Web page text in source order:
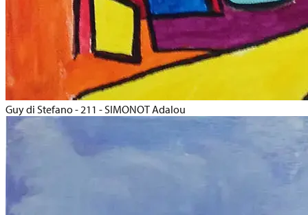
Guy di Stefano - 211 - SIMONOT Adalou